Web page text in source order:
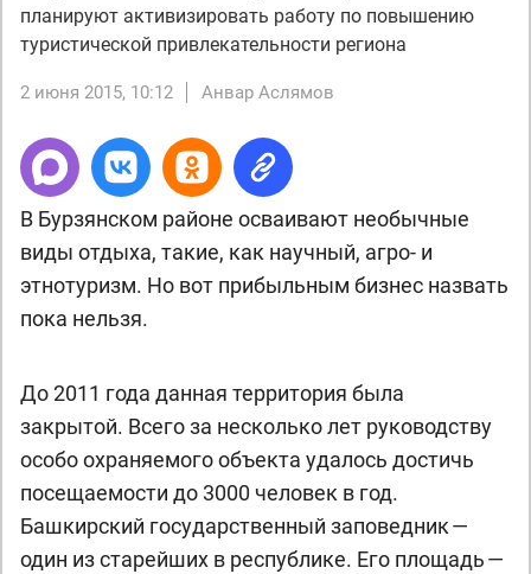
планируют активизировать работу по повышению
туристической привлекательности региона
2 июня 2015, 10:12 Анвар Аслямов
В Бурзянском районе осваивают необычные
виды отдыха, такие, как научный, агро- и
этнотуризм. Но вот прибыльным бизнес назвать
пока нельзя.
До 2011 года данная территория была
закрытой. Всего за несколько лет руководству
особо охраняемого объекта удалось достичь
посещаемости до 3000 человек в год.
Башкирский государственный заповедник —
один из старейших в республике. Его площадь —